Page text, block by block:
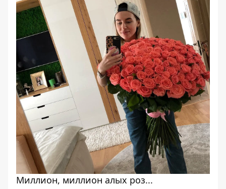
Миллион, миллион алых роз...